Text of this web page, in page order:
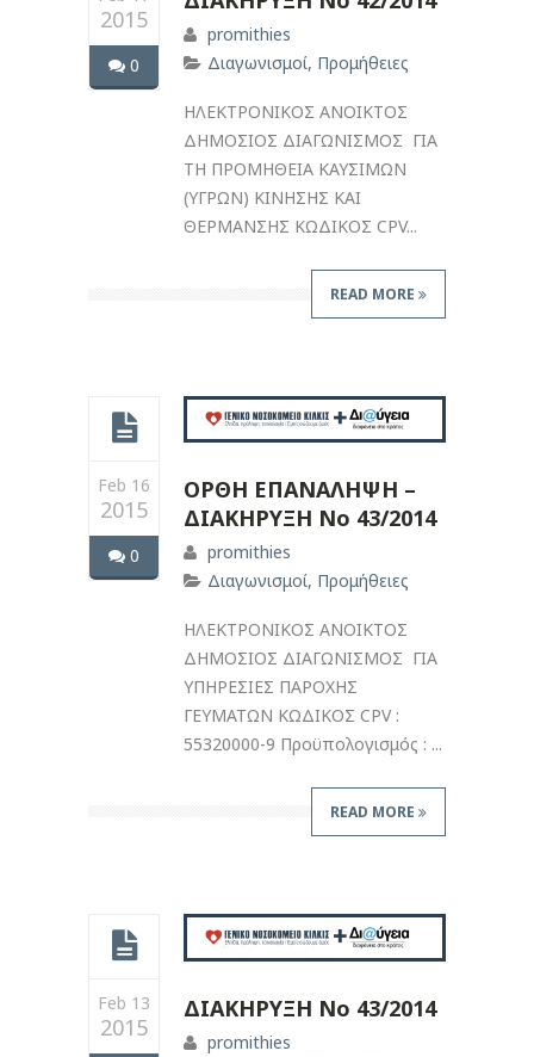
2015
0
promithies
Διαγωνισμοί, Προμήθειες
ΗΛΕΚΤΡΟΝΙΚΟΣ ΑΝΟΙΚΤΟΣ
ΔΗΜΟΣΙΟΣ ΔΙΑΓΩΝΙΣΜΟΣ ΓΙΑ
ΤΗ ΠΡΟΜΗΘΕΙΑ ΚΑΥΣΙΜΩΝ
(ΥΓΡΩΝ) ΚΙΝΗΣΗΣ ΚΑΙ
ΘΕΡΜΑΝΣΗΣ ΚΩΔΙΚΟΣ CPV...
READ MORE
Feb 16
2015
0
ΟΡΘΗ ΕΠΑΝΑΛΗΨΗ –
ΔΙΑΚΗΡΥΞΗ Νο 43/2014
promithies
Διαγωνισμοί, Προμήθειες
ΗΛΕΚΤΡΟΝΙΚΟΣ ΑΝΟΙΚΤΟΣ
ΔΗΜΟΣΙΟΣ ΔΙΑΓΩΝΙΣΜΟΣ ΓΙΑ
ΥΠΗΡΕΣΙΕΣ ΠΑΡΟΧΗΣ
ΓΕΥΜΑΤΩΝ ΚΩΔΙΚΟΣ CPV :
55320000-9 Προϋπολογισμός : ...
READ MORE
Feb 13
2015
ΔΙΑΚΗΡΥΞΗ Νο 43/2014
promithies